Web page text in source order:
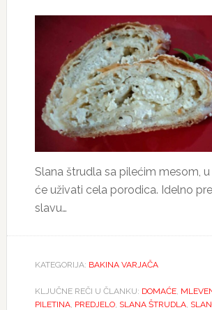
Slana štrudla sa pilećim mesom,
će uživati cela porodica. Idelno
slavu…
KATEGORIJA: BAKINA VARJAČA
KLJUČNE REČI U ČLANKU: DOMAĆE,
PILETINA, PREDJELO, SLANA ŠTRUDLA,